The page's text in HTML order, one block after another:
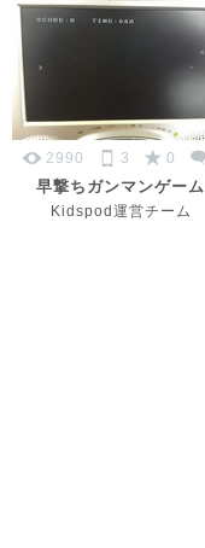
2990 3 0
早撃ちガンマンゲーム
Kidspod運営チーム